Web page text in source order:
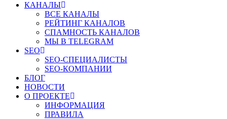
КАНАЛЫ
ВСЕ КАНАЛЫ
РЕЙТИНГ КАНАЛОВ
СПАМНОСТЬ КАНАЛОВ
МЫ В TELEGRAM
SEO
SEO-СПЕЦИАЛИСТЫ
SEO-КОМПАНИИ
БЛОГ
НОВОСТИ
О ПРОЕКТЕ
ИНФОРМАЦИЯ
ПРАВИЛА